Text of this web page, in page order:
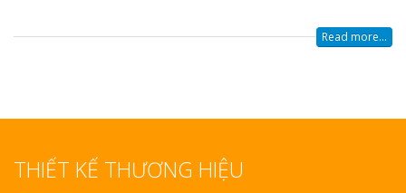
Read more...
THIẾT KẾ THƯƠNG HIỆU
Biển Led